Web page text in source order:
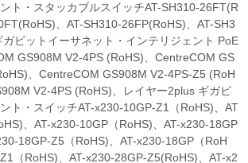
ト・スタッカブルスイッチAT-SH310-26FT(R
、AT-SH310-26FP(RoHS)、AT-SH3
ビットイーサネット・インテリジェント PoE
GS908M V2-4PS (RoHS)、CentreCOM GS
、CentreCOM GS908M V2-4PS-Z5 (RoH
V2-4PS (RoHS)、レイヤー2plus ギガビ
ト・スイッチAT-x230-10GP-Z1（RoHS)、AT
、AT-x230-10GP（RoHS)、AT-x230-18GP
18GP-Z5（RoHS)、AT-x230-18GP（RoH
（RoHS)、AT-x230-28GP-Z5(RoHS)、AT-x2